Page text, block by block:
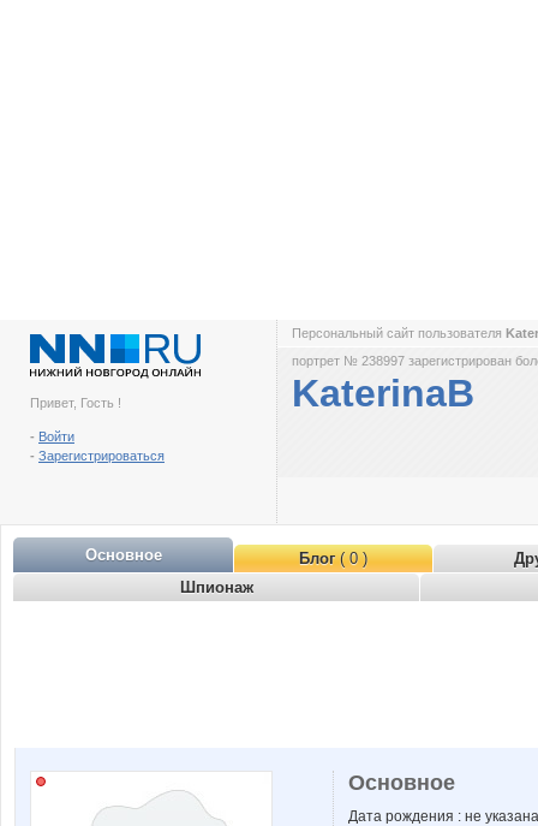
Привет, Гость !
- Войти
- Зарегистрироваться
Персональный сайт пользователя
портрет № 238997 зарегистрирован
KaterinaB
Основное Блог( 0 )
Шпионаж
Основное
Дата рождения : не указана